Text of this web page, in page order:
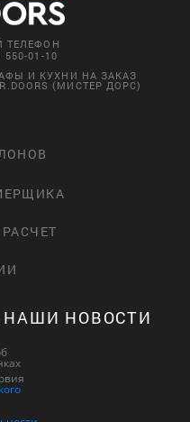
ТЕЛЕФОН
550-01-10
И КУХНИ НА ЗАКАЗ
(МИСТЕР ДОРС)
НОВОСТИ